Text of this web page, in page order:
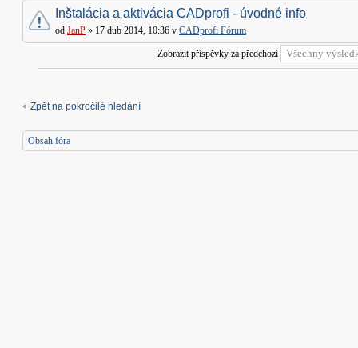
Inštalácia a aktivácia CADprofi - úvodné info
od JanP » 17 dub 2014, 10:36 v CADprofi Fórum
Zobrazit příspěvky za předchozí
Zpět na pokročilé hledání
Obsah fóra